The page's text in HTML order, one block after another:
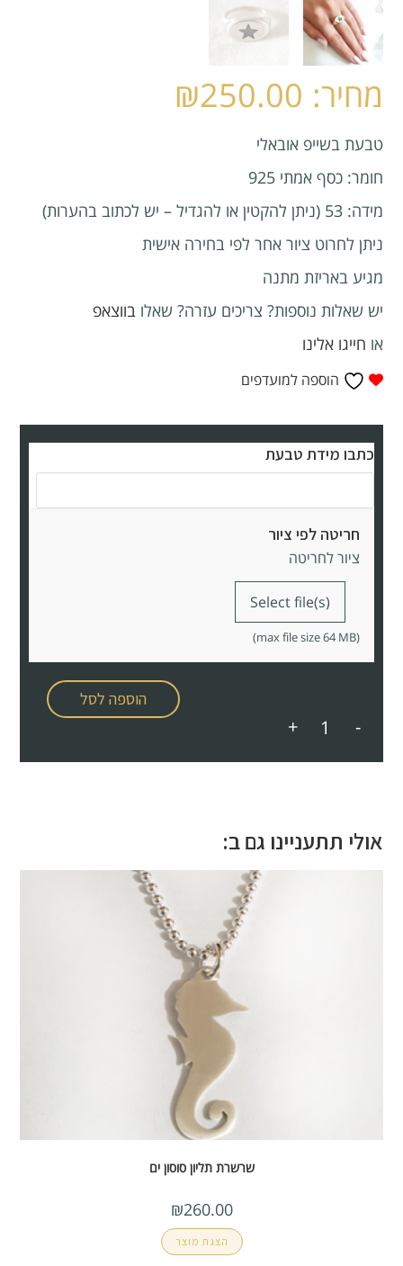
₪250.00
טבעת בשייפ אובאלי
חומר: כסף אמתי 925
מידה: 53 (ניתן להקטין או להגדיל – יש לכתוב בהערות)
ניתן לחרוט ציור אחר לפי בחירה אישית
מגיע באריזת מתנה
יש שאלות נוספות? צריכים עזרה? שאלו בווצאפ
או חייגו אלינו
הוספה למועדפים
כתבו מידת טבעת
חריטה לפי ציור
ציור לחריטה
Select file(s)
(max file size 64 MB)
-
+
הוספה לסל
אולי תתעניינו גם ב:
שרשרת תליון סוסון ים
₪260.00
הצגת מוצר